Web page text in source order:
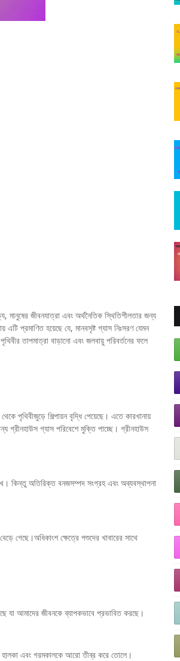
মানুষের জীবনযাত্রা এবং অর্থনৈতিক স্থিতিশীলতার জন্য
প্রমাণিত হয়েছে যে, মানবসৃষ্ট গ্যাস নিঃসরণ যেমন
তাপমাত্রা বাড়ানো এবং জলবায়ু পরিবর্তনের ফলে
পৃথিবীজুড়ে শিল্পায়ন বৃদ্ধি পেয়েছে। এতে কারখানায়
গ্রীনহাউস গ্যাস পরিবেশে মুক্তি পাচ্ছে। গ্রীনহাউস
কিন্তু অতিরিক্ত বনজসম্পদ সংগ্রহ এবং অব্যবস্থাপনা
গেছে।অধিকাংশ ক্ষেত্রে পশুদের খাবারের সাথে
যা আমাদের জীবনকে ব্যাপকভাবে প্রভাবিত করছে।
হালকা এবং গরমকালকে আরো তীব্র করে তোলে।